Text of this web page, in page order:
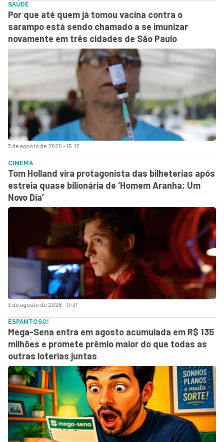
3 de agosto de 2026 - 15:12
SAÚDE
Por que até quem já tomou vacina contra o
sarampo está sendo chamado a se imunizar
novamente em três cidades de São Paulo
3 de agosto de 2026 - 11:31
CINEMA
Tom Holland vira protagonista das bilheterias após
estreia quase bilionária de ‘Homem Aranha: Um
Novo Dia’
ESPANTOSO!
Mega-Sena entra em agosto acumulada em R$ 135
milhões e promete prêmio maior do que todas as
outras loterias juntas